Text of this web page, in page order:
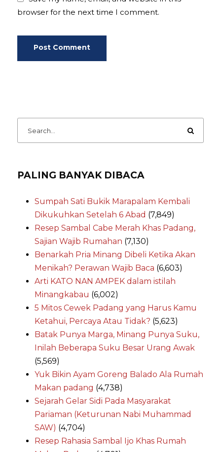
browser for the next time I comment.
PALING BANYAK DIBACA
Sumpah Sati Bukik Marapalam Kembali
Dikukuhkan Setelah 6 Abad (7,849)
Resep Sambal Cabe Merah Khas Padang,
Sajian Wajib Rumahan (7,130)
Benarkah Pria Minang Dibeli Ketika Akan
Menikah? Perawan Wajib Baca (6,603)
Arti KATO NAN AMPEK dalam istilah
Minangkabau (6,002)
5 Mitos Cewek Padang yang Harus Kamu
Ketahui, Percaya Atau Tidak? (5,623)
Batak Punya Marga, Minang Punya Suku,
Inilah Beberapa Suku Besar Urang Awak
(5,569)
Yuk Bikin Ayam Goreng Balado Ala Rumah
Makan padang (4,738)
Sejarah Gelar Sidi Pada Masyarakat
Pariaman (Keturunan Nabi Muhammad
SAW) (4,704)
Resep Rahasia Sambal Ijo Khas Rumah